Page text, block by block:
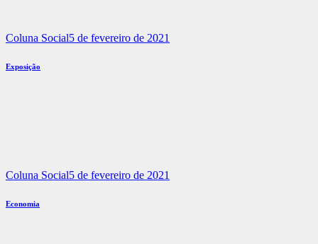
Coluna Social5 de fevereiro de 2021
Exposição
Coluna Social5 de fevereiro de 2021
Economia